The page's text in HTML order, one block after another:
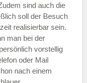
sind auch die
soll der Besuch
realisierbar sein.
man bei der
vorstellig
oder Mail
nach einem